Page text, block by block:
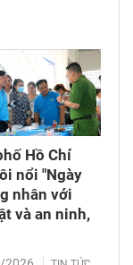
Hồ Chí
nổi "Ngày
nhân với
và an ninh,